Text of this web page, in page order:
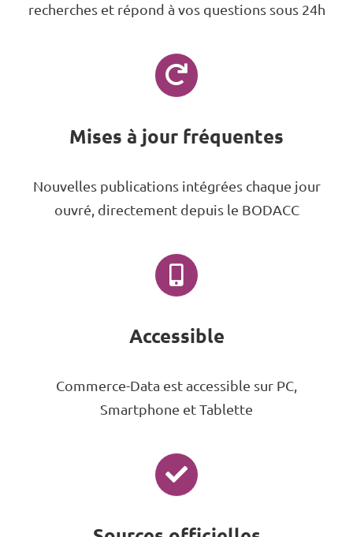
recherches et répond à vos questions sous 24h
Mises à jour fréquentes
Nouvelles publications intégrées chaque jour
ouvré, directement depuis le BODACC
Accessible
Commerce-Data est accessible sur PC,
Smartphone et Tablette